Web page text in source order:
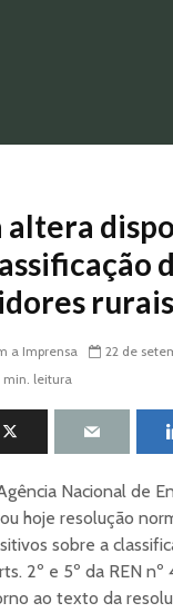
altera
rurais
a Imprensa
22 de
min. leitura
Nacional de
hoje resolução
sobre a
2º e 5º da REN nº
ao texto da